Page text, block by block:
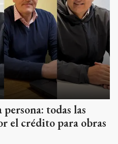
todas las
el crédito para obras